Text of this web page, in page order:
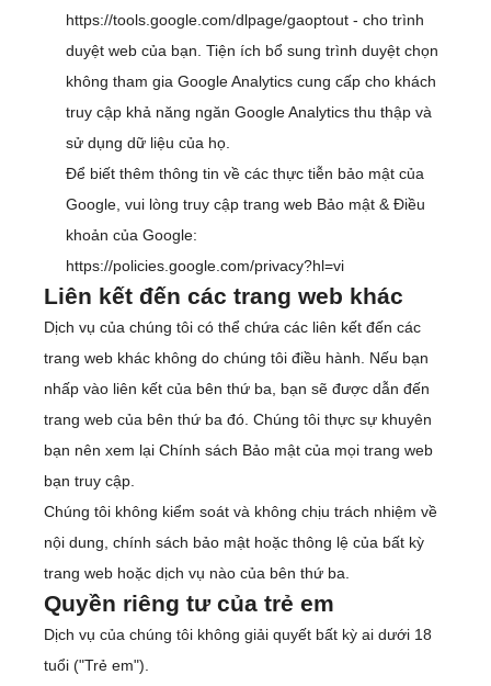
https://tools.google.com/dlpage/gaoptout - cho trình
duyệt web của bạn. Tiện ích bổ sung trình duyệt chọn
không tham gia Google Analytics cung cấp cho khách
truy cập khả năng ngăn Google Analytics thu thập và
sử dụng dữ liệu của họ.
Để biết thêm thông tin về các thực tiễn bảo mật của
Google, vui lòng truy cập trang web Bảo mật & Điều
khoản của Google:
https://policies.google.com/privacy?hl=vi
Liên kết đến các trang web khác
Dịch vụ của chúng tôi có thể chứa các liên kết đến các
trang web khác không do chúng tôi điều hành. Nếu bạn
nhấp vào liên kết của bên thứ ba, bạn sẽ được dẫn đến
trang web của bên thứ ba đó. Chúng tôi thực sự khuyên
bạn nên xem lại Chính sách Bảo mật của mọi trang web
bạn truy cập.
Chúng tôi không kiểm soát và không chịu trách nhiệm về
nội dung, chính sách bảo mật hoặc thông lệ của bất kỳ
trang web hoặc dịch vụ nào của bên thứ ba.
Quyền riêng tư của trẻ em
Dịch vụ của chúng tôi không giải quyết bất kỳ ai dưới 18
tuổi ("Trẻ em").